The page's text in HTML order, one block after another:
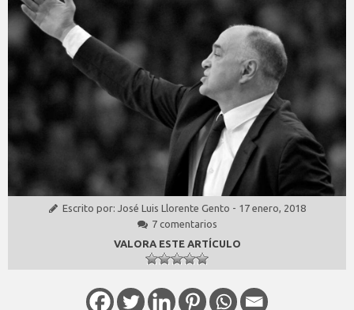
Escrito por: José Luis Llorente Gento - 17 enero, 2018
7 comentarios
VALORA ESTE ARTÍCULO